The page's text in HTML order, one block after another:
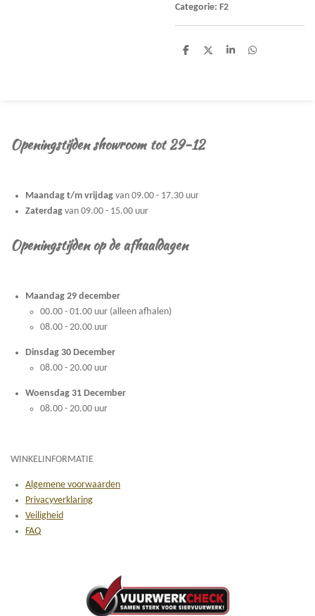
Categorie: F2
D
D
S
D
Openingstijden showroom tot 29-12
Maandag t/m vrijdag van 09.00 - 17.30 uur
Zaterdag van 09.00 - 15.00 uur
Openingstijden op de afhaaldagen
Maandag 29 december
00.00 - 01.00 uur (alleen afhalen)
08.00 - 20.00 uur
Dinsdag 30 December
08.00 - 20.00 uur
Woensdag 31 December
08.00 - 20.00 uur
WINKELINFORMATIE
Algemene voorwaarden
Privacyverklaring
Veiligheid
FAQ